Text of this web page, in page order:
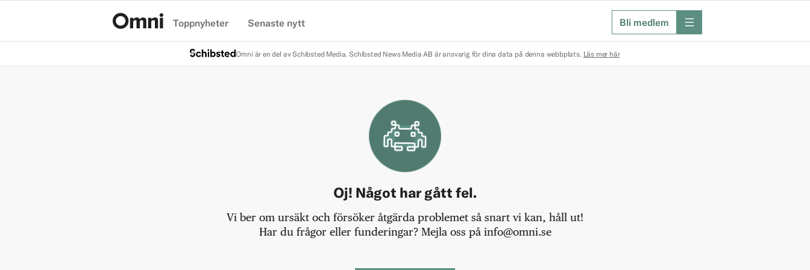
Toppnyheter Senaste nytt Bli medlem meny
Omni är en del av Schibsted Media. Schibsted News Media AB är ansvarig för dina data på denna webbplats. Läs mer här
Oj! Något har gått fel.
Vi ber om ursäkt och försöker åtgärda problemet så snart vi kan, håll ut!
Har du frågor eller funderingar? Mejla oss på info@omni.se